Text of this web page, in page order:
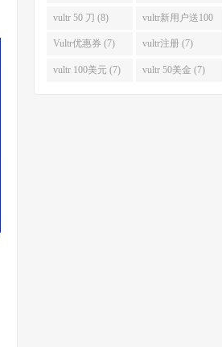
vultr 50 刀 (8) vultr新用户送100
美元 (8)
Vultr优惠券 (7) vultr注册 (7)
vultr 100美元 (7) vultr 50美金 (7)